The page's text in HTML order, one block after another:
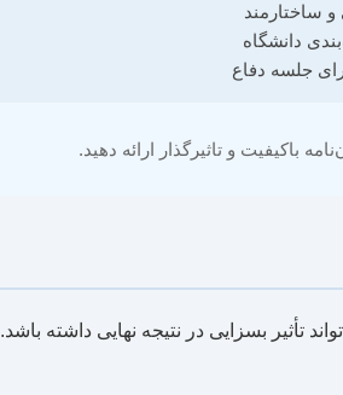
ساختارمند
دانشگاه
جلسه دفاع
باکیفیت و تاثیرگذار ارائه دهید.
بسزایی در نتیجه نهایی داشته باشد.